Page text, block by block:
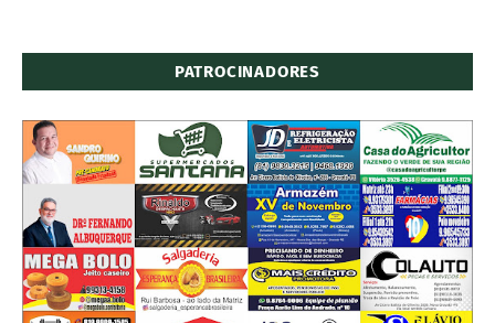
PATROCINADORES